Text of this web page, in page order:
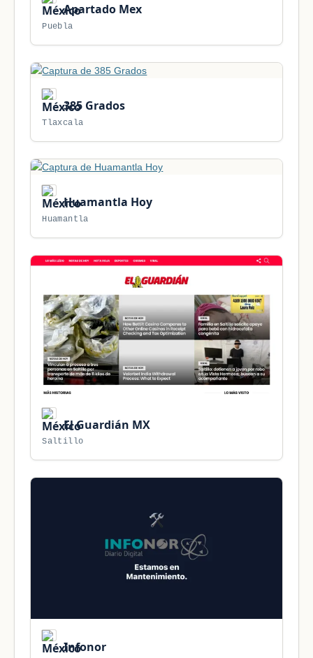
Apartado Mex
Puebla
385 Grados
Tlaxcala
Huamantla Hoy
Huamantla
El Guardián MX
Saltillo
Infonor